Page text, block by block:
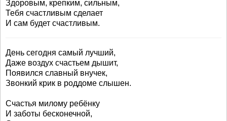
Здоровым, крепким, сильным,
Тебя счастливым сделает
И сам будет счастливым.
День сегодня самый лучший,
Даже воздух счастьем дышит,
Появился славный внучек,
Звонкий крик в роддоме слышен.
Счастья милому ребёнку
И заботы бесконечной,